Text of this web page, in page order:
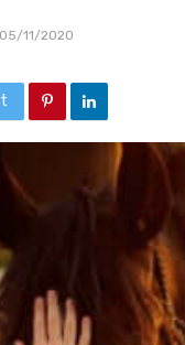
05/11/2020